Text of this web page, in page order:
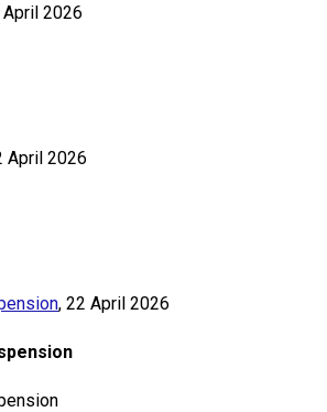
April 2026
April 2026
, 22 April 2026